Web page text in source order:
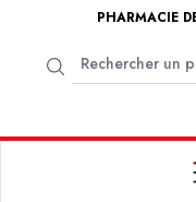
PHARMACIE